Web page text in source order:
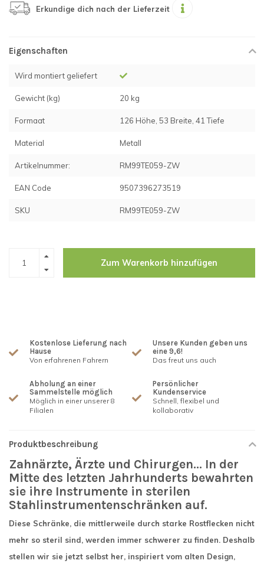
Erkundige dich nach der Lieferzeit
Eigenschaften
Wird montiert geliefert
Gewicht (kg) 20 kg
Formaat 126 Höhe, 53 Breite, 41 Tiefe
Material Metall
Artikelnummer: RM99TE059-ZW
EAN Code 9507396273519
SKU RM99TE059-ZW
Zum Warenkorb hinzufügen
Kostenlose Lieferung nach
Hause
Von erfahrenen Fahrern
Unsere Kunden geben uns
eine 9,6!
Das freut uns auch
Abholung an einer
Sammelstelle möglich
Möglich in einer unserer 8
Filialen
Persönlicher
Kundenservice
Schnell, flexibel und
kollaborativ
Produktbeschreibung
Zahnärzte, Ärzte und Chirurgen... In der
Mitte des letzten Jahrhunderts bewahrten
sie ihre Instrumente in sterilen
Stahlinstrumentenschränken auf.
Diese Schränke, die mittlerweile durch starke Rostflecken nicht
mehr so steril sind, werden immer schwerer zu finden. Deshalb
stellen wir sie jetzt selbst her, inspiriert vom alten Design,